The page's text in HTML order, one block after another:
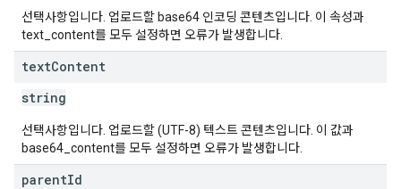
선택사항입니다. 업로드할 base64 인코딩 콘텐츠입니다. 이 속성과
text_content를 모두 설정하면 오류가 발생합니다.
textContent
string
선택사항입니다. 업로드할 (UTF-8) 텍스트 콘텐츠입니다. 이 값과
base64_content를 모두 설정하면 오류가 발생합니다.
parentId